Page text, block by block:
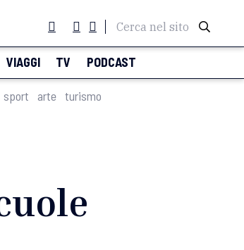
Cerca nel sito
VIAGGI TV PODCAST
sport arte turismo